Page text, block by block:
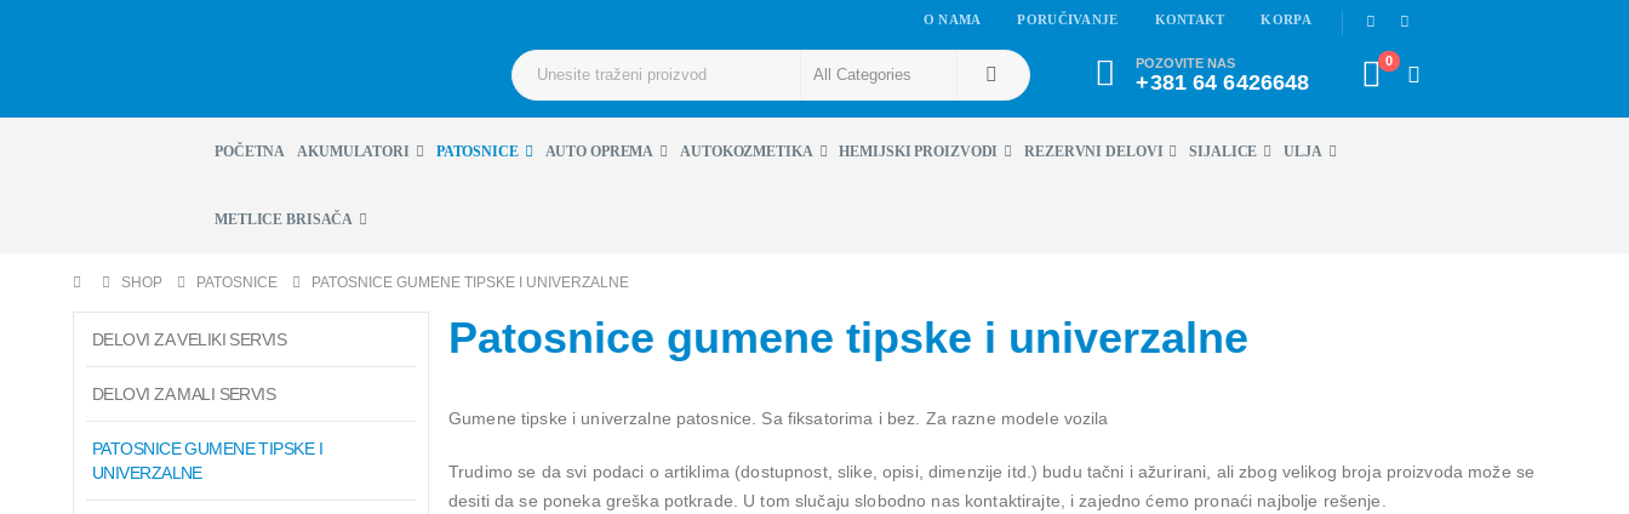
O NAMA PORUČIVANJE KONTAKT KORPA
POZOVITE NAS
+381 64 6426648
0
POČETNA AKUMULATORI PATOSNICE AUTO OPREMA AUTOKOZMETIKA HEMIJSKI PROIZVODI REZERVNI DELOVI SIJALICE ULJA
METLICE BRISAČA
SHOP PATOSNICE PATOSNICE GUMENE TIPSKE I UNIVERZALNE
Patosnice gumene tipske i univerzalne
Gumene tipske i univerzalne patosnice. Sa fiksatorima i bez. Za razne modele vozila
Trudimo se da svi podaci o artiklima (dostupnost, slike, opisi, dimenzije itd.) budu tačni i ažurirani, ali zbog velikog broja proizvoda može se
desiti da se poneka greška potkrade. U tom slučaju slobodno nas kontaktirajte, i zajedno ćemo pronaći najbolje rešenje.
DELOVI ZA VELIKI SERVIS
DELOVI ZA MALI SERVIS
PATOSNICE GUMENE TIPSKE I
UNIVERZALNE